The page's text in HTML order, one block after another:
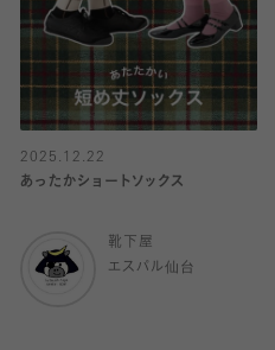
2025.12.22
あったかショートソックス
靴下屋
エスパル仙台